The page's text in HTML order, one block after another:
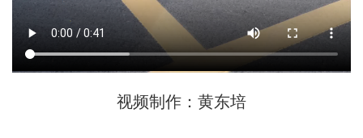
视频制作：黄东培